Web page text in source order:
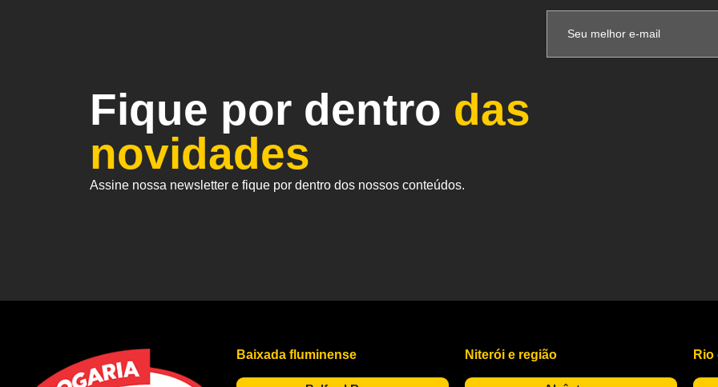
Fique por dentro das
novidades
Assine nossa newsletter e fique por dentro dos nossos conteúdos.
Baixada fluminense Niterói e região Rio